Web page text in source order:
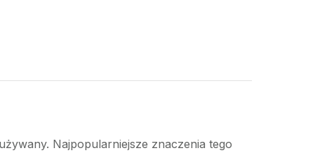
Najpopularniejsze znaczenia tego